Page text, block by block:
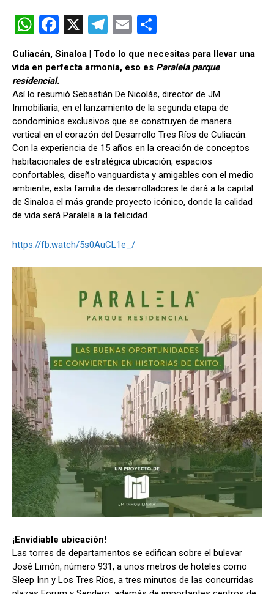
W
h
at
s
A
p
p
F
a
ce
b
o
o
k
X
T
el
e
a
m
E
ail m
ar
tir
Culiacán, Sinaloa | Todo lo que necesitas para llevar una
vida en perfecta armonía, eso es Paralela parque
residencial.
Así lo resumió Sebastián De Nicolás, director de JM
Inmobiliaria, en el lanzamiento de la segunda etapa de
condominios exclusivos que se construyen de manera
vertical en el corazón del Desarrollo Tres Ríos de Culiacán.
Con la experiencia de 15 años en la creación de conceptos
habitacionales de estratégica ubicación, espacios
confortables, diseño vanguardista y amigables con el medio
ambiente, esta familia de desarrolladores le dará a la capital
de Sinaloa el más grande proyecto icónico, donde la calidad
de vida será Paralela a la felicidad.
https://fb.watch/5s0AuCL1e_/
¡Envidiable ubicación!
Las torres de departamentos se edifican sobre el bulevar
José Limón, número 931, a unos metros de hoteles como
Sleep Inn y Los Tres Ríos, a tres minutos de las concurridas